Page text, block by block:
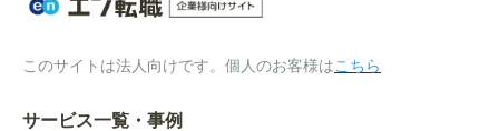
このサイトは法人向けです。個人のお客様はこちら
サービス一覧・事例